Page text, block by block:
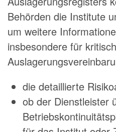
Behörden die Institute
um weitere
insbesondere für
die detaillierte
ob der Dienstleister